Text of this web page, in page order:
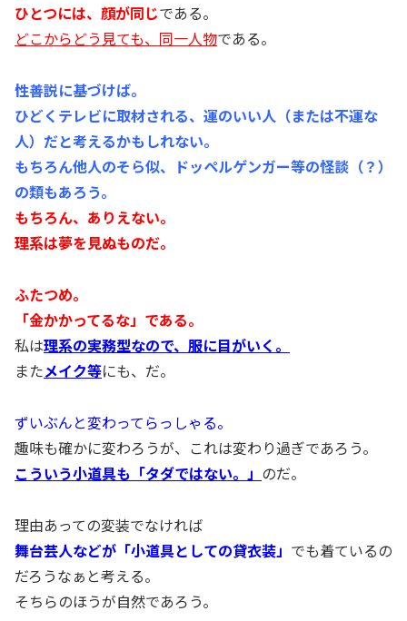
ひとつには、顔が同じである。
どこからどう見ても、同一人物である。
性善説に基づけば。
ひどくテレビに取材される、運のいい人（または不運な
人）だと考えるかもしれない。
もちろん他人のそら似、ドッペルゲンガー等の怪談（？）
の類もあろう。
もちろん、ありえない。
理系は夢を見ぬものだ。
ふたつめ。
「金かかってるな」である。
私は理系の実務型なので、服に目がいく。
またメイク等にも、だ。
ずいぶんと変わってらっしゃる。
趣味も確かに変わろうが、これは変わり過ぎであろう。
こういう小道具も「タダではない。」 のだ。
理由あっての変装でなければ
舞台芸人などが「小道具としての貸衣装」 でも着ているの
だろうなぁと考える。
そちらのほうが自然であろう。